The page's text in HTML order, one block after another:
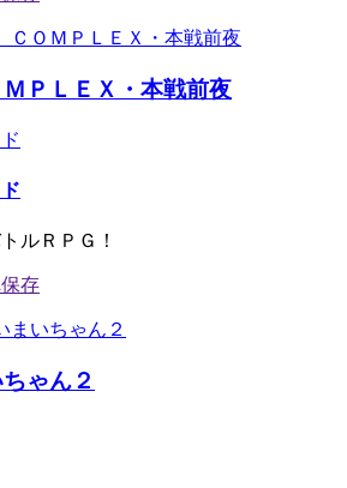
ＰＬＥＸ・本戦前夜
ルＲＰＧ！
ゃん２